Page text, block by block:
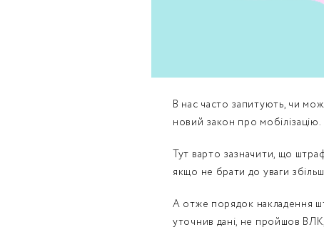
В нас часто запитують, чи
новий закон про мобілізацію.
Тут варто зазначити, що
якщо не брати до уваги
А отже порядок накладення
уточнив дані, не пройшов